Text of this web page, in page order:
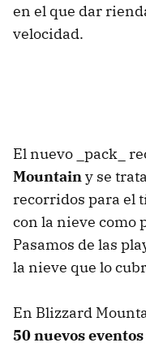
en el que dar
velocidad.
El nuevo _pack_
Mountainy se
recorridos para el
con la nieve como
Pasamos de las
la nieve que lo
En Blizzard
50 nuevos